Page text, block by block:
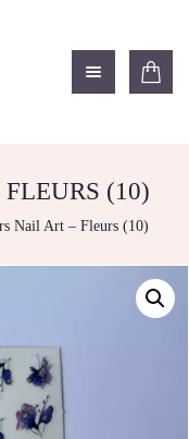
(10)
Nail Art – Fleurs (10)